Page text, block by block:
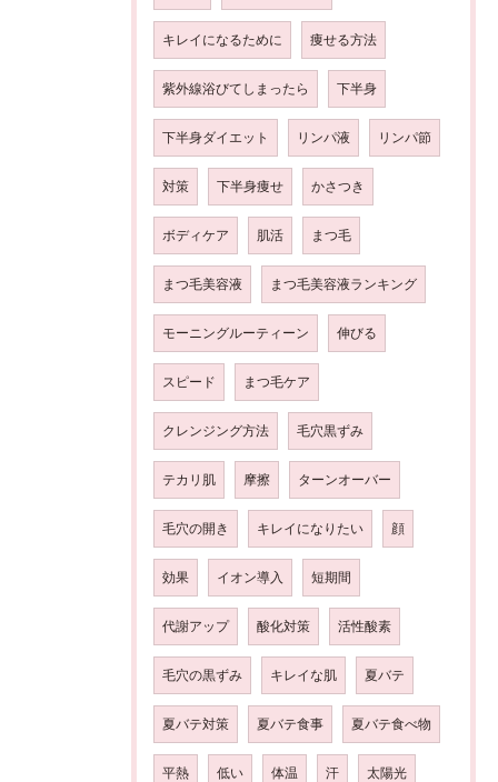
キレイになるために 痩せる方法
紫外線浴びてしまったら 下半身
下半身ダイエット リンパ液 リンパ節
対策 下半身痩せ かさつき
ボディケア 肌活 まつ毛
まつ毛美容液 まつ毛美容液ランキング
モーニングルーティーン 伸びる
スピード まつ毛ケア
クレンジング方法 毛穴黒ずみ
テカリ肌 摩擦 ターンオーバー
毛穴の開き キレイになりたい 顔
効果 イオン導入 短期間
代謝アップ 酸化対策 活性酸素
毛穴の黒ずみ キレイな肌 夏バテ
夏バテ対策 夏バテ食事 夏バテ食べ物
平熱 低い 体温 汗 太陽光